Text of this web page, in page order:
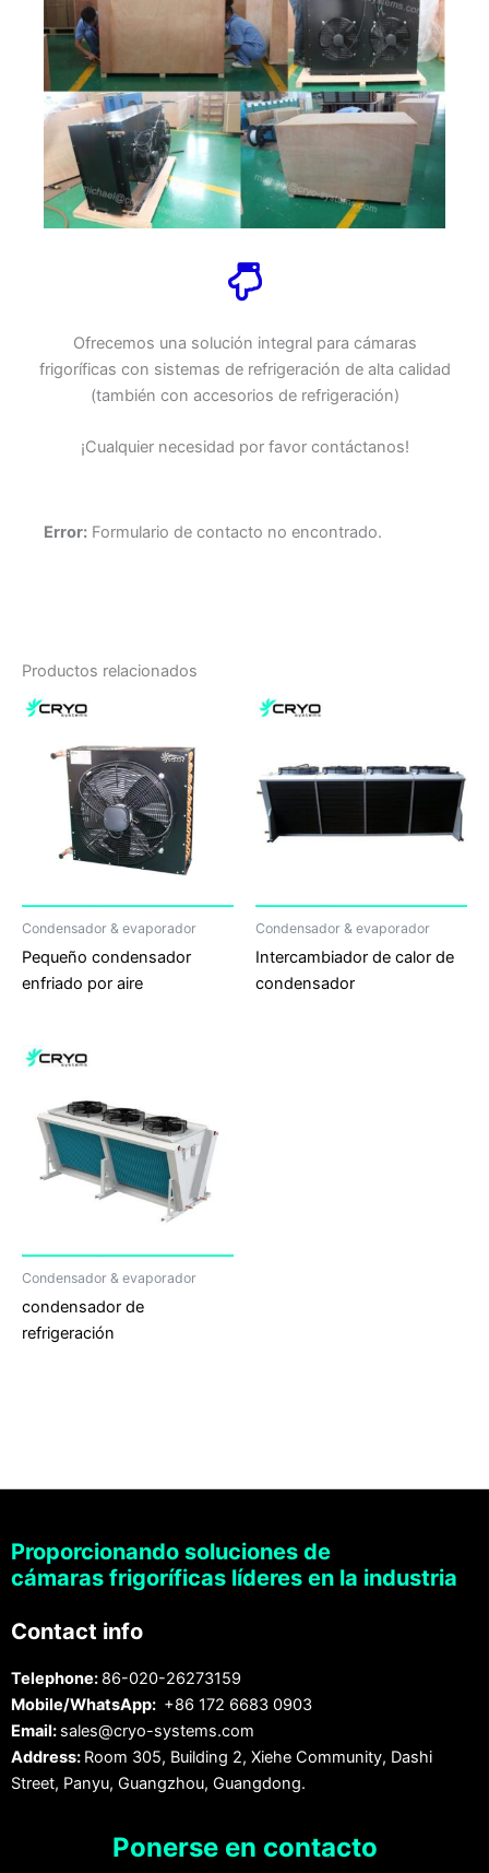
Ofrecemos una solución integral para cámaras
frigoríficas con sistemas de refrigeración de alta calidad
(también con accesorios de refrigeración)
¡Cualquier necesidad por favor contáctanos!
Error: Formulario de contacto no encontrado.
Productos relacionados
Condensador & evaporador
Pequeño condensador
enfriado por aire
Condensador & evaporador
Intercambiador de calor de
condensador
Condensador & evaporador
condensador de
refrigeración
Proporcionando soluciones de
cámaras frigoríficas líderes en la industria
Contact info
Telephone: 86-020-26273159
Mobile/WhatsApp: +86 172 6683 0903
Email: sales@cryo-systems.com
Address: Room 305, Building 2, Xiehe Community, Dashi
Street, Panyu, Guangzhou, Guangdong.
Ponerse en contacto